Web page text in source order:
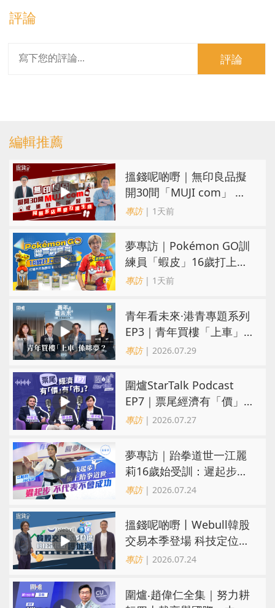
評論
評論
編輯推薦
搵錢呢啲嘢｜無印良品擬
開30間「MUJI com」 或
進駐街舖醫院 同區多店無
專訪| 1天前
夢專訪｜Pokémon GO訓
練員「蝦皮」16歲打上世
界第一！戰友成最強後盾
專訪| 1天前
青年看未來·港青專題系列
EP3｜青年買樓「上車」
係咪夢？ 觀念改變居住選
專訪| 2026.07.29
圍爐StarTalk Podcast
EP7｜票尾經濟有「價」
有「市」？「短期流量」
專訪| 2026.07.27
夢專訪｜跆拳道世一江麗
莉16歲始受訓：遲起步不
代表不會成功
專訪| 2026.07.24
搵錢呢啲嘢丨Webull韓股
交易本季登場 科技定位成
護城河 冀登港互聯網券商
專訪| 2026.07.24
圍爐‧趙偉仁全集｜努力耕